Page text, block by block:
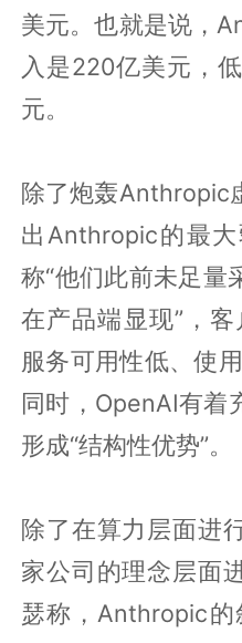
美元。也就是说，
入是220亿美元，
元。
除了炮轰Anthropic
出Anthropic的最
称“他们此前未足量
在产品端显现”，客
服务可用性低、使
同时，OpenAI有着
形成“结构性优势”。
除了在算力层面进
家公司的理念层面
瑟称，Anthropic的